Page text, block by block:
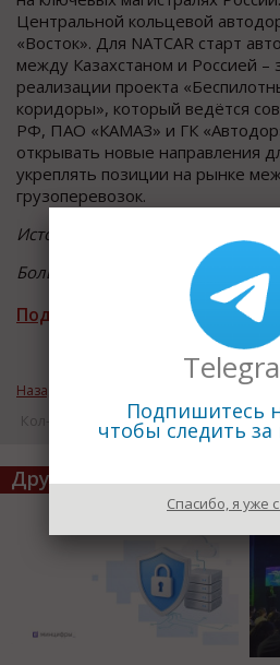
Центральной кольцевой
«Восток». Для NATCAR старт
между Казахстаном и Россией –
реализации проекта
коридоры», который ведётся
РФ, ПАО «КАМАЗ» и ГК
открывать новые направления
укреплять позиции на рынке
грузоперевозок.
Источник : пресс-служба ПАО
Больше новостей в
МАХ
Подписаться на рассылку
Назад к рубрике «ВАЖНЫЕ НОВОСТИ»
Кол-во просмотров: 1342
Другие статьи по теме
Подпишитесь
чтобы следить
Спасибо, я уже